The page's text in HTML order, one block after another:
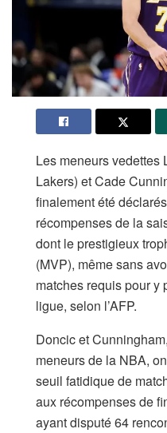
Les meneurs
Lakers) et Cade
finalement été
récompenses de la
dont le prestigieux
(MVP), même sans
matches requis pour y
ligue, selon l’AFP.
Doncic et
meneurs de la NBA,
seuil fatidique de
aux récompenses de
ayant disputé 64